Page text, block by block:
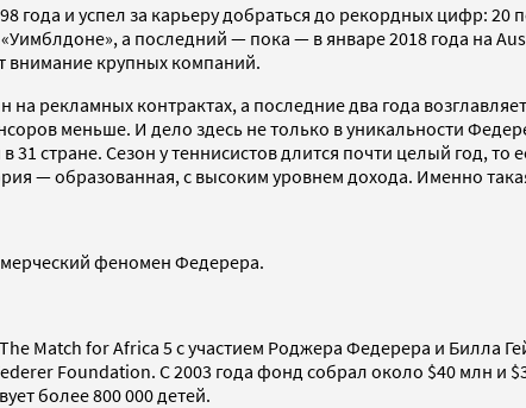
года и успел за карьеру добраться до рекордных цифр:
а последний — пока — в январе 2018 года на
внимание крупных компаний.
рекламных контрактах, а последние два года
меньше. И дело здесь не только в уникальности
31 стране. Сезон у теннисистов длится почти целый год,
— образованная, с высоким уровнем дохода. Именно
феномен Федерера.
Match for Africa 5 с участием Роджера Федерера и Билла
Foundation. C 2003 года фонд собрал около $40 млн и
более 800 000 детей.